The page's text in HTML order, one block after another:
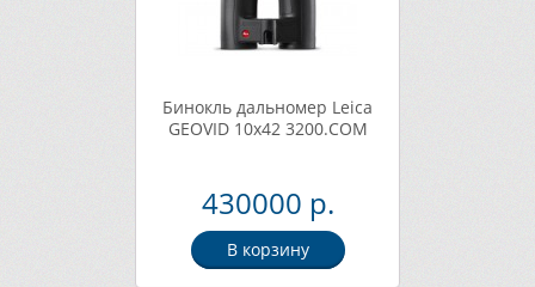
Бинокль дальномер Leica
GEOVID 10x42 3200.COM
430000 р.
В корзину